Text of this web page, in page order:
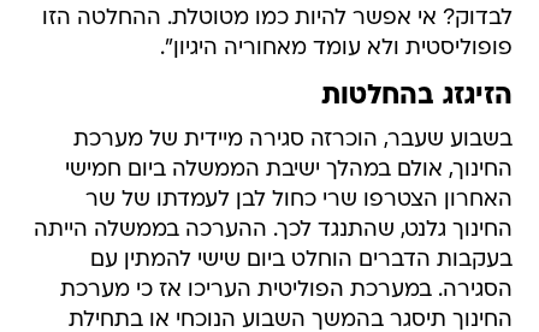
לבדוק? אי אפשר להיות כמו מטוטלת. ההחלטה הזו
פופוליסטית ולא עומד מאחוריה היגיון".
הזיגזג בהחלטות
בשבוע שעבר, הוכרזה סגירה מיידית של מערכת
החינוך, אולם במהלך ישיבת הממשלה ביום חמישי
האחרון הצטרפו שרי כחול לבן לעמדתו של שר
החינוך גלנט, שהתנגד לכך. ההערכה בממשלה הייתה
בעקבות הדברים הוחלט ביום שישי להמתין עם
הסגירה. במערכת הפוליטית העריכו אז כי מערכת
החינוך תיסגר בהמשך השבוע הנוכחי או בתחילת